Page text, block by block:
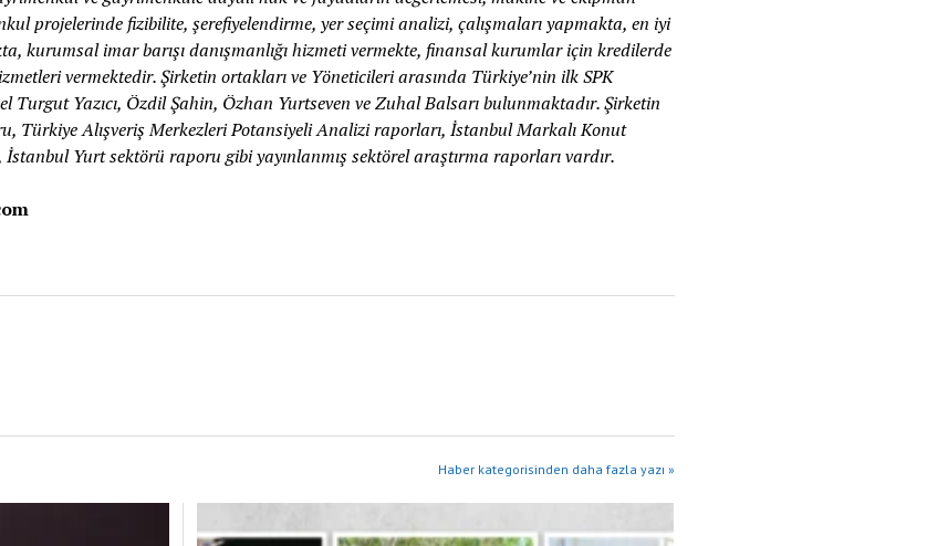
projelerinde fizibilite, şerefiyelendirme, yer seçimi analizi, çalışmaları yapmakta, en iyi
kurumsal imar barışı danışmanlığı hizmeti vermekte, finansal kurumlar için kredilerde
vermektedir. Şirketin ortakları ve Yöneticileri arasında Türkiye’nin ilk SPK
Turgut Yazıcı, Özdil Şahin, Özhan Yurtseven ve Zuhal Balsarı bulunmaktadır. Şirketin
Türkiye Alışveriş Merkezleri Potansiyeli Analizi raporları, İstanbul Markalı Konut
Yurt sektörü raporu gibi yayınlanmış sektörel araştırma raporları vardır.
Haber kategorisinden daha fazla yazı »